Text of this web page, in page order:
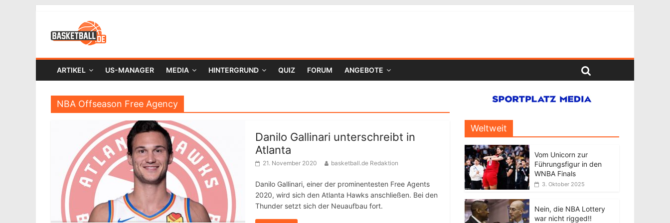
ARTIKEL US-MANAGER MEDIA HINTERGRUND QUIZ FORUM ANGEBOTE
NBA Offseason Free Agency
Danilo Gallinari unterschreibt in
Atlanta
21. November 2020 basketball.de Redaktion
Danilo Gallinari, einer der prominentesten Free Agents
2020, wird sich den Atlanta Hawks anschließen. Bei den
Thunder setzt sich der Neuaufbau fort.
Weltweit
Vom Unicorn zur
Führungsfigur in den
WNBA Finals
3. Oktober 2025
Nein, die NBA Lottery
war nicht rigged!!